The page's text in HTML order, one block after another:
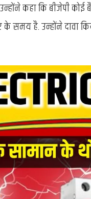
का
कर
लें,
ख़त्म’
कहा कि बीजेपी
समय है. उन्होंने दावा